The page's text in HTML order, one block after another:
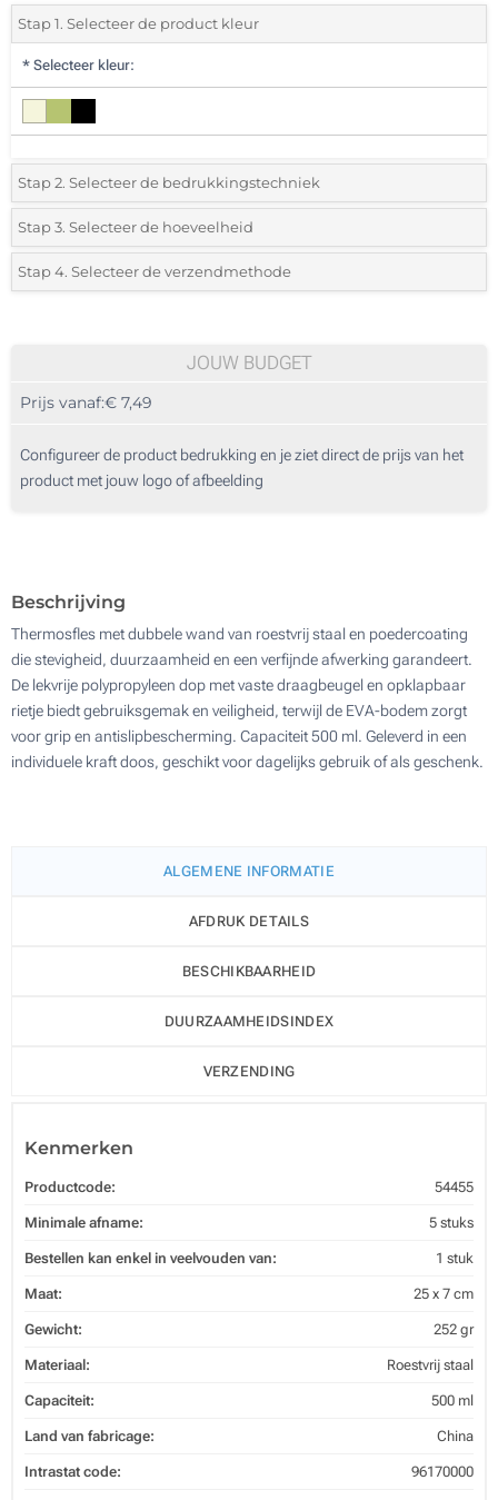
Stap 1. Selecteer de product kleur
* Selecteer kleur:
Stap 2. Selecteer de bedrukkingstechniek
*Selecteer de bedrukking en kleuren van het logo:
1 Kleur (Rondom)
Lasergravering (Rondom)
Stap 3. Selecteer de hoeveelheid
*Selecteer uit de lijst of voeg het gewenste aantal in
10
50
Stap 4. Selecteer de verzendmethode
JOUW BUDGET
Prijs vanaf:€ 7,49
Configureer de product bedrukking en je ziet direct de prijs van het
product met jouw logo of afbeelding
Beschrijving
Thermosfles met dubbele wand van roestvrij staal en poedercoating
die stevigheid, duurzaamheid en een verfijnde afwerking garandeert.
De lekvrije polypropyleen dop met vaste draagbeugel en opklapbaar
rietje biedt gebruiksgemak en veiligheid, terwijl de EVA-bodem zorgt
voor grip en antislipbescherming. Capaciteit 500 ml. Geleverd in een
individuele kraft doos, geschikt voor dagelijks gebruik of als geschenk.
ALGEMENE INFORMATIE
AFDRUK DETAILS
BESCHIKBAARHEID
DUURZAAMHEIDSINDEX
VERZENDING
Kenmerken
Productcode: 54455
Minimale afname: 5 stuks
Bestellen kan enkel in veelvouden van: 1 stuk
Maat: 25 x 7 cm
Gewicht: 252 gr
Materiaal: Roestvrij staal
Capaciteit: 500 ml
Land van fabricage: China
Intrastat code: 96170000